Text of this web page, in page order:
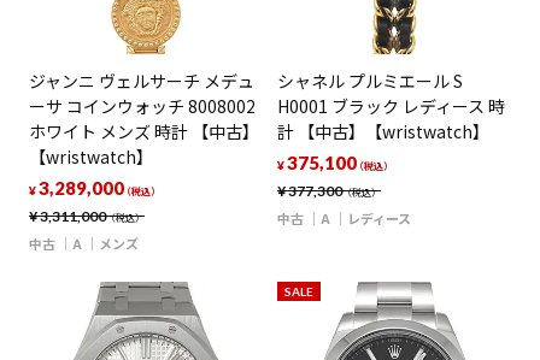
ジャンニ ヴェルサーチ メデュ
ーサ コインウォッチ 8008002
ホワイト メンズ 時計 【中古】
【wristwatch】
¥3,311,000（税込）
¥3,289,000（税込）
中古 A メンズ
シャネル プルミエール S
H0001 ブラック レディース 時
計 【中古】【wristwatch】
¥377,300（税込）
¥375,100（税込）
中古 A レディース
SALE